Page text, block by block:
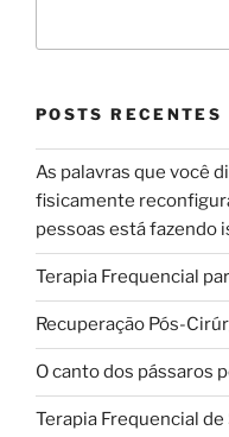
POSTS RECENTES
As palavras que você
fisicamente
pessoas está fazendo
Terapia Frequencial
Recuperação Pós-
O canto dos pássaros
Terapia Frequencial